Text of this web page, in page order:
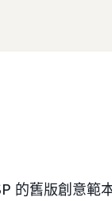
的舊版創意範